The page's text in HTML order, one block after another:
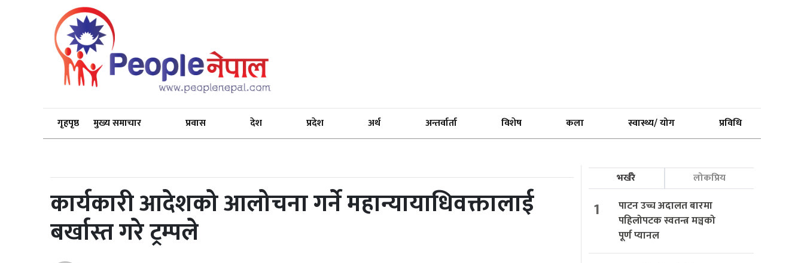
गृहपृष्ठ मुख्य समाचार प्रवास देश प्रदेश अर्थ अन्तर्वार्ता विशेष कला स्वास्थ्य/ योग प्रविधि
कार्यकारी आदेशको आलोचना गर्ने महान्यायाधिवक्तालाई
बर्खास्त गरे ट्रम्पले
भर्खरै लोकप्रिय
1
पाटन उच्च अदालत बारमा
पहिलोपटक स्वतन्त्र मञ्चको
पूर्ण प्यानल